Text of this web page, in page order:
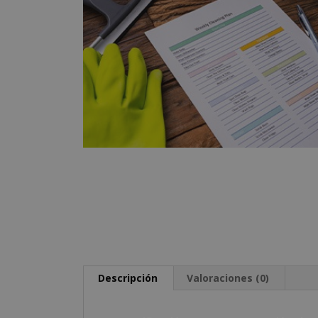
Descripción Valoraciones (0)